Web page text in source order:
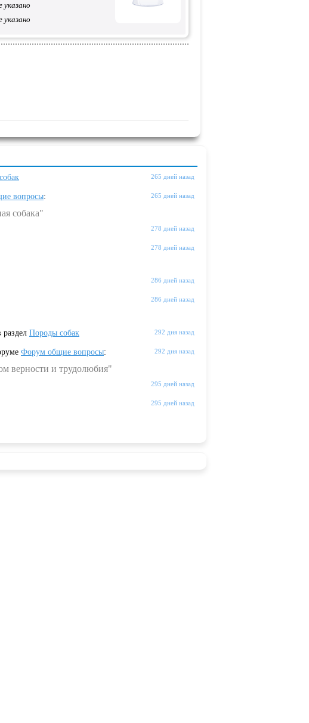
указано
указано
265 дней назад
265 дней назад
вопросы:
собака"
278 дней назад
278 дней назад
286 дней назад
286 дней назад
292 дня назад
раздел Породы собак
292 дня назад
Форум общие вопросы:
верности и трудолюбия"
295 дней назад
295 дней назад